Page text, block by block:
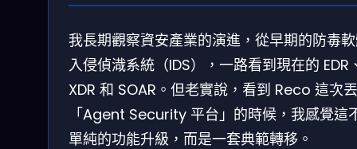
我長期觀察資安產業的演進，從早期的防毒
入侵偵渽系統（IDS），一路看到現在的 EDR
XDR 和 SOAR。但老實說，看到 Reco 這次
「Agent Security 平台」的時候，我感覺這
單純的功能升級，而是一套典範轉移。